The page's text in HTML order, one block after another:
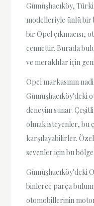
Gümüşhacıköy,
modelleriyle ünlü bir
bir Opel çıkmacısı,
cennettir. Burada
ve meraklılar için
Opel markasının
Gümüşhacıköy'deki
deneyim sunar.
olmak isteyenler, bu
karşılayabilirler.
sevenler için bu
Gümüşhacıköy'deki
binlerce parça
otomobillerinin